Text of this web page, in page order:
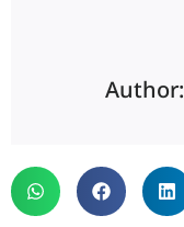
Author: